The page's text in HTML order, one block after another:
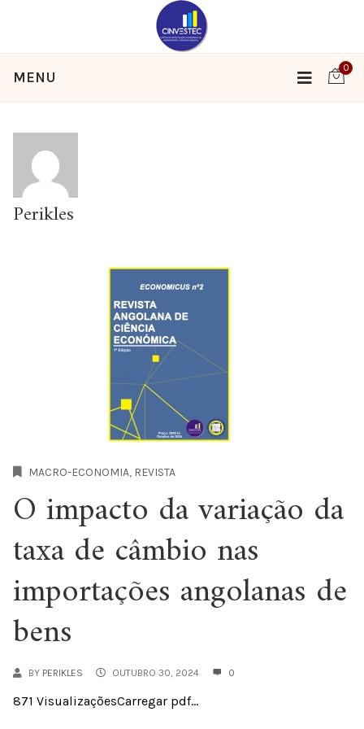
MENU
0
Perikles
MACRO-ECONOMIA, REVISTA
O impacto da variação da
taxa de câmbio nas
importações angolanas de
bens
BY PERIKLES OUTUBRO 30, 2024 0
871 VisualizaçõesCarregar pdf...